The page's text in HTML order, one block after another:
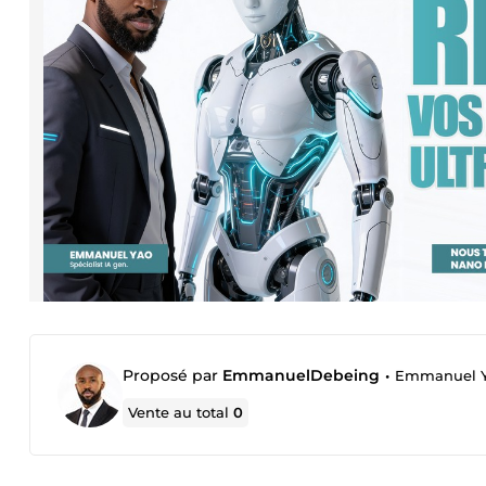
Proposé par EmmanuelDebeing • Emmanuel
Vente au total0